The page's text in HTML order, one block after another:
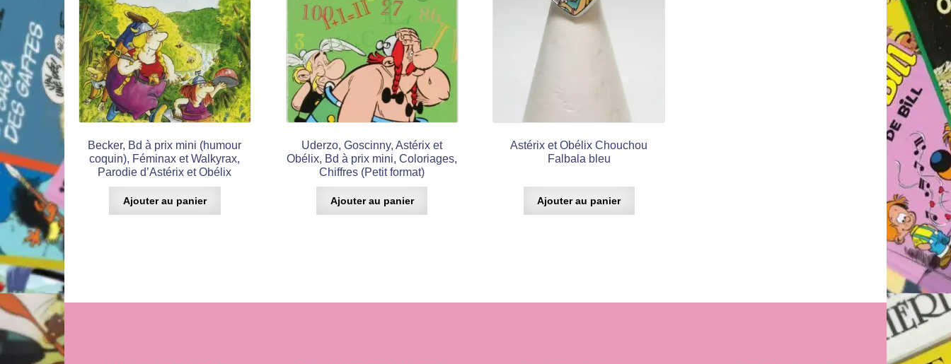
main
Foncé)
Becker, Bd à prix mini (humour
coquin), Féminax et Walkyrax,
Parodie d’Astérix et Obélix
Ajouter au panier
Uderzo, Goscinny, Astérix et
Obélix, Bd à prix mini, Coloriages,
Chiffres (Petit format)
Ajouter au panier
Astérix et Obélix Chouchou
Falbala bleu
Ajouter au panier